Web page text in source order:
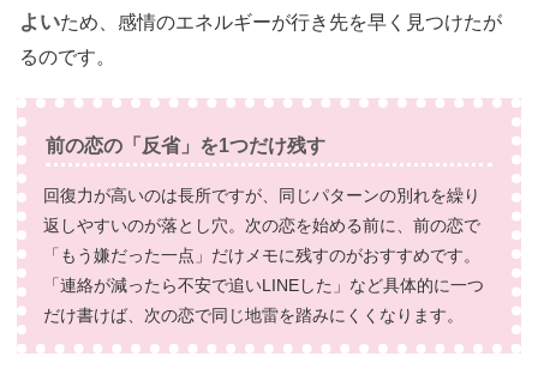
よいため、感情のエネルギーが行き先を早く見つけたが
るのです。
前の恋の「反省」を1つだけ残す
回復力が高いのは長所ですが、同じパターンの別れを繰り
返しやすいのが落とし穴。次の恋を始める前に、前の恋で
「もう嫌だった一点」だけメモに残すのがおすすめです。
「連絡が減ったら不安で追いLINEした」など具体的に一つ
だけ書けば、次の恋で同じ地雷を踏みにくくなります。